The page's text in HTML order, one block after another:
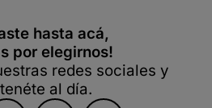
hasta acá,
por elegirnos!
redes sociales y
al día.